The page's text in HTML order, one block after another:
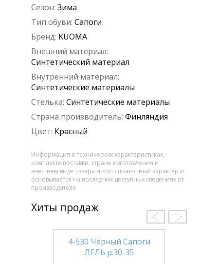
Сезон: Зима
Тип обуви: Сапоги
Бренд: KUOMA
Внешний материал:
Синтетический материал
Внутренний материал:
Синтетические материалы
Стелька: Синтетические материалы
Страна производитель: Финляндия
Цвет: Красный
Информация о технических характеристиках,
комплекте поставки, стране изготовления и
внешнем виде товара носит справочный характер и
основывается на последних доступных сведениях от
производителя
Хиты продаж
4-530 Чёрный Сапоги
ЛЕЛЬ р.30-35